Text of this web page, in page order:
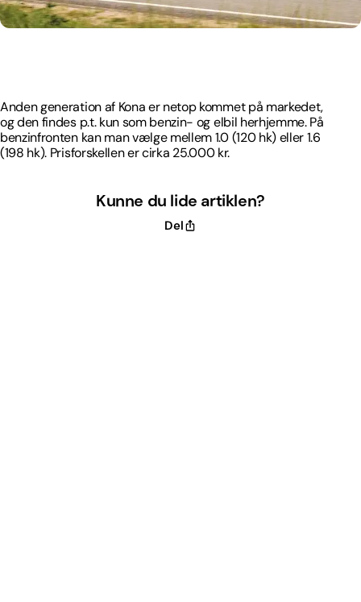
Anden generation af Kona er netop kommet på markedet,
og den findes p.t. kun som benzin- og elbil herhjemme. På
benzinfronten kan man vælge mellem 1.0 (120 hk) eller 1.6
(198 hk). Prisforskellen er cirka 25.000 kr.
Kunne du lide artiklen?
Del